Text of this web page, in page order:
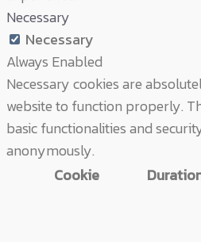
Necessary
Necessary
Always Enabled
Necessary cookies are
website to function properly.
basic functionalities and
anonymously.
Cookie